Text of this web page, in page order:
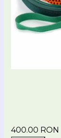
400.00 RON